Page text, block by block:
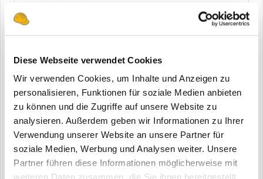
Diese Webseite verwendet Cookies
Wir verwenden Cookies, um Inhalte und Anzeigen zu
personalisieren, Funktionen für soziale Medien anbieten
zu können und die Zugriffe auf unsere Website zu
analysieren. Außerdem geben wir Informationen zu Ihrer
Verwendung unserer Website an unsere Partner für
soziale Medien, Werbung und Analysen weiter. Unsere
Partner führen diese Informationen möglicherweise mit
Zuletzt aktualisiert
Letzte 24 Stunden
Letzte Woche
Letzter Monat
Letzte Sechs Monate
Letztes Jahr
Benutzerdefiniert